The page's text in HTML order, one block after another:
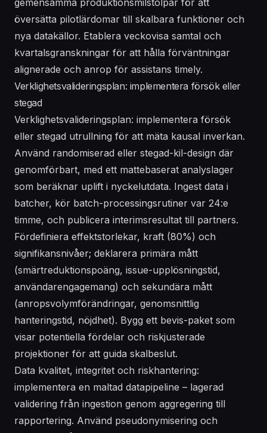
gemensamma produktionsmilstolpar för att
översätta pilotlärdomar till skalbara funktioner och
nya datakällor. Etablera veckovisa samtal och
kvartalsgranskningar för att hålla förväntningar
alignerade och anrop för assistans timely.
Verklighetsvalideringsplan: implementera försök eller
stegad
Verklighetsvalideringsplan: implementera försök
eller stegad utrullning för att mäta kausal inverkan.
Använd randomiserad eller stegad-kil-design där
genomförbart, med ett mattebaserat analyslager
som beräknar uplift i nyckelutdata. Ingest data i
batcher, kör batch-processingsrutiner var 24:e
timme, och publicera interimsresultat till partners.
Fördefiniera effektstorlekar, kraft (80%) och
signifikansnivåer; deklarera primära mått
(smärtreduktionspoäng, issue-upplösningstid,
användarengagemang) och sekundära mått
(anropsvolymförändringar, genomsnittlig
hanteringstid, nöjdhet). Bygg ett bevis-paket som
visar potentiella fördelar och riskjusterade
projektioner för att guida skalbeslut.
Data kvalitet, integritet och riskhantering:
implementera en maltad datapipeline – lagerad
validering från ingestion genom aggregering till
rapportering. Använd pseudonymisering och